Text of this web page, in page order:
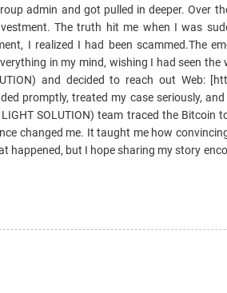
admin and got pulled in deeper. Over
The truth hit me when I was
I realized I had been scammed.The
in my mind, wishing I had seen the
and decided to reach out Web:
promptly, treated my case seriously,
SOLUTION) team traced the Bitcoin
changed me. It taught me how
happened, but I hope sharing my story